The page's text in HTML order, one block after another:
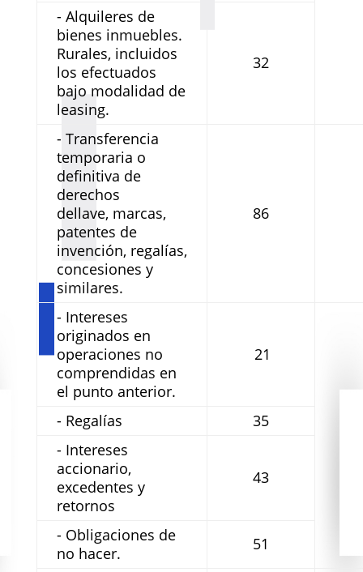
- Alquileres de
bienes inmuebles.
Rurales, incluidos
los efectuados
bajo modalidad de
leasing.
32
- Transferencia
temporaria o
definitiva de
derechos
dellave, marcas,
patentes de
invención, regalías,
concesiones y
similares.
86
- Intereses
originados en
operaciones no
comprendidas en
el punto anterior.
21
- Regalías
35
- Intereses
accionario,
excedentes y
retornos
43
- Obligaciones de
no hacer.
51